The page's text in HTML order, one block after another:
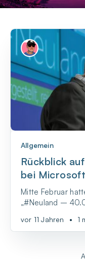
Allgemein
Rückblick
bei Microsoft
Mitte Februar
„#Neuland –
präsentieren. Die
Freude – voll
vor 11 Jahren • 1